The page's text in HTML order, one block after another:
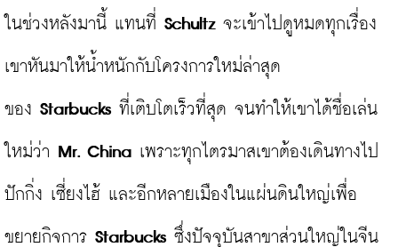
ในช่วงหลังมานี้ แทนที่ Schultz จะเข้าไปดูหมดทุกเรื่อง
เขาหันมาให้น้ำหนักกับโครงการใหม่ล่าสุด
ของ Starbucks ที่เติบโตเร็วที่สุด จนทำให้เขาได้ชื่อเล่น
ใหม่ว่า Mr. China เพราะทุกไตรมาสเขาต้องเดินทางไป
ปักกิ่ง เซี่ยงไฮ้ และอีกหลายเมืองในแผ่นดินใหญ่เพื่อ
ขยายกิจการ Starbucks ซึ่งปัจจุบันสาขาส่วนใหญ่ในจีน